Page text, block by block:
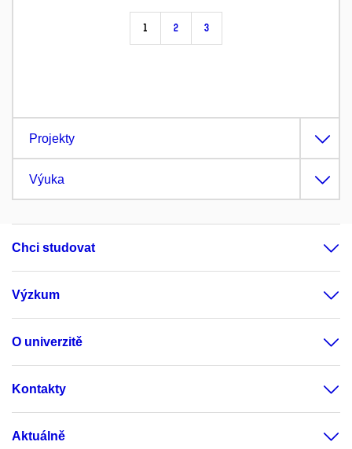
1 2 3
Projekty
Výuka
Chci studovat
Výzkum
O univerzitě
Kontakty
Aktuálně